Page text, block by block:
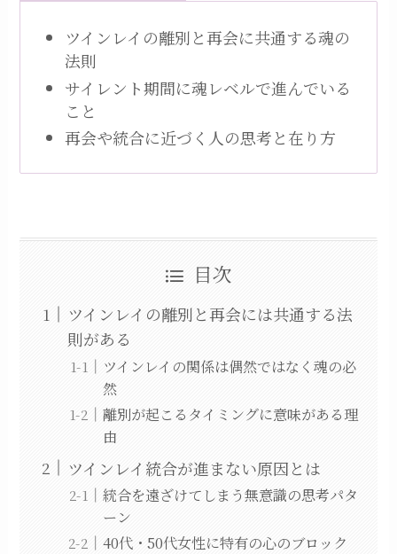
ツインレイの離別と再会に共通する魂の
法則
サイレント期間に魂レベルで進んでいる
こと
再会や統合に近づく人の思考と在り方
目次
ツインレイの離別と再会には共通する法
則がある
ツインレイの関係は偶然ではなく魂の必
然
離別が起こるタイミングに意味がある理
由
ツインレイ統合が進まない原因とは
統合を遠ざけてしまう無意識の思考パタ
ーン
40代・50代女性に特有の心のブロック